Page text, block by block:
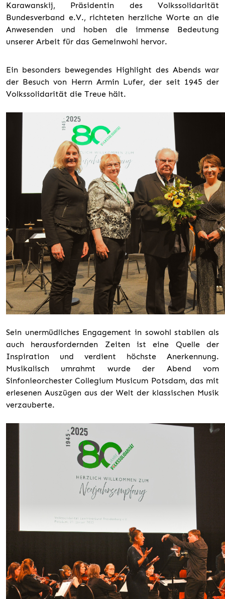
Karawanskij, Präsidentin des Volkssolidarität
Bundesverband e.V., richteten herzliche Worte an die
Anwesenden und hoben die immense Bedeutung
unserer Arbeit für das Gemeinwohl hervor.
Ein besonders bewegendes Highlight des Abends war
der Besuch von Herrn Armin Lufer, der seit 1945 der
Volkssolidarität die Treue hält.
Sein unermüdliches Engagement in sowohl stabilen als
auch herausfordernden Zeiten ist eine Quelle der
Inspiration und verdient höchste Anerkennung.
Musikalisch umrahmt wurde der Abend vom
Sinfonieorchester Collegium Musicum Potsdam, das mit
erlesenen Auszügen aus der Welt der klassischen Musik
verzauberte.